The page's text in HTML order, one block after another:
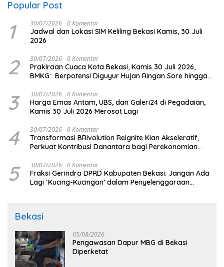
Popular Post
1 30/07/2026 0 Komentar
Jadwal dan Lokasi SIM Keliling Bekasi Kamis, 30 Juli
2026
2 30/07/2026 0 Komentar
Prakiraan Cuaca Kota Bekasi, Kamis 30 Juli 2026,
BMKG: Berpotensi Diguyur Hujan Ringan Sore hingga
3 30/07/2026 0 Komentar
Harga Emas Antam, UBS, dan Galeri24 di Pegadaian,
Kamis 30 Juli 2026 Merosot Lagi
4 30/07/2026 0 Komentar
Transformasi BRIvolution Reignite Kian Akseleratif,
Perkuat Kontribusi Danantara bagi Perekonomian
5 30/07/2026 0 Komentar
Fraksi Gerindra DPRD Kabupaten Bekasi: Jangan Ada
Lagi ‘Kucing-Kucingan’ dalam Penyelenggaraan
Bekasi
05/08/2026
Pengawasan Dapur MBG di Bekasi
Diperketat